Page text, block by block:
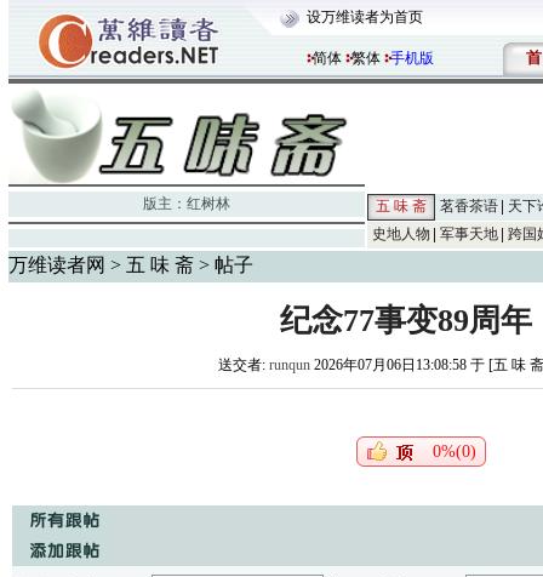
设万维读者为首页
简体 繁体 手机版 首
版主： 红树林 五 味 斋 茗香茶语
天下
史地人物
军事天地 跨国
万维读者网 > 五 味 斋 > 帖子
纪念77事变89周年
送交者: runqun2026年07月06日13:08:58 于 [五 味
0%(0)